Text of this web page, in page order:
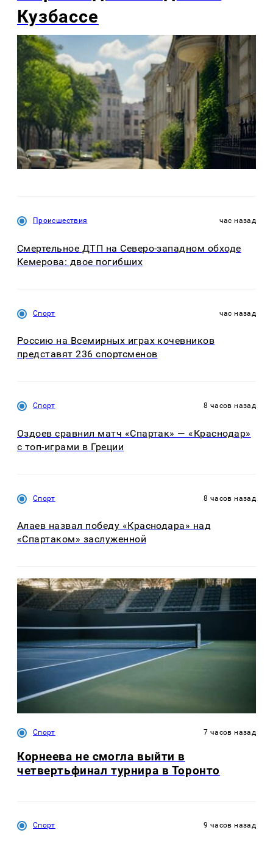
Кузбассе
Происшествия час назад
Смертельное ДТП на Северо-западном обходе
Кемерова: двое погибших
Спорт час назад
Россию на Всемирных играх кочевников
представят 236 спортсменов
Спорт 8 часов назад
Оздоев сравнил матч «Спартак» — «Краснодар»
с топ-играми в Греции
Спорт 8 часов назад
Алаев назвал победу «Краснодара» над
«Спартаком» заслуженной
Спорт 7 часов назад
Корнеева не смогла выйти в
четвертьфинал турнира в Торонто
Спорт 9 часов назад